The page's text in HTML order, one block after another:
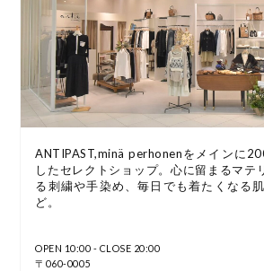
ANTIPAST,minä perhonenをメインに
したセレクトショップ。心に留まるマテ
る刺繍や手染め、毎日でも着たくなる
ど。
OPEN 10:00 - CLOSE 20:00
〒060-0005